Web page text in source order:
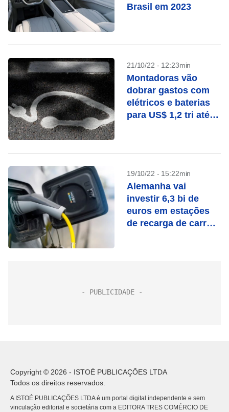
Brasil em 2023
21/10/22 - 12:23min
Montadoras vão
dobrar gastos com
elétricos e baterias
para US$ 1,2 tri até
19/10/22 - 15:22min
Alemanha vai
investir 6,3 bi de
euros em estações
de recarga de carros
Copyright © 2026 - ISTOÉ PUBLICAÇÕES LTDA
Todos os direitos reservados.
A ISTOÉ PUBLICAÇÕES LTDA é um portal digital independente e sem
vinculação editorial e societária com a EDITORA TRES COMÉRCIO DE